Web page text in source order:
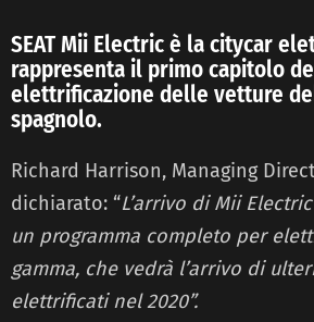
SEAT Mii Electric è la citycar
rappresenta il primo capitolo
elettrificazione delle vetture
spagnolo.
Richard Harrison, Managing
dichiarato: “L’arrivo di Mii
un programma completo per
gamma, che vedrà l’arrivo di
elettrificati nel 2020”.